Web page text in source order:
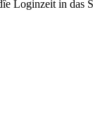
Loginzeit in das